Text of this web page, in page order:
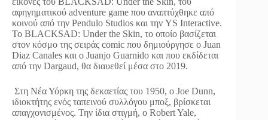
αφηγηματικού adventure game που αναπτύχθηκε από
κοινού από την Pendulo Studios και την YS Interactive.
Το BLACKSAD: Under the Skin, το οποίο βασίζεται
στον κόσμο της σειράς comic που δημιούργησε ο Juan
Diaz Canales και ο Juanjo Guarnido και που εκδίδεται
από την Dargaud, θα διαυεθεί μέσα στο 2019.
Στη Νέα Υόρκη της δεκαετίας του 1950, ο Joe Dunn,
ιδιοκτήτης ενός ταπεινού συλλόγου μποξ, βρίσκεται
απαγχονισμένος. Την ίδια στιγμή, ο Robert Yale,